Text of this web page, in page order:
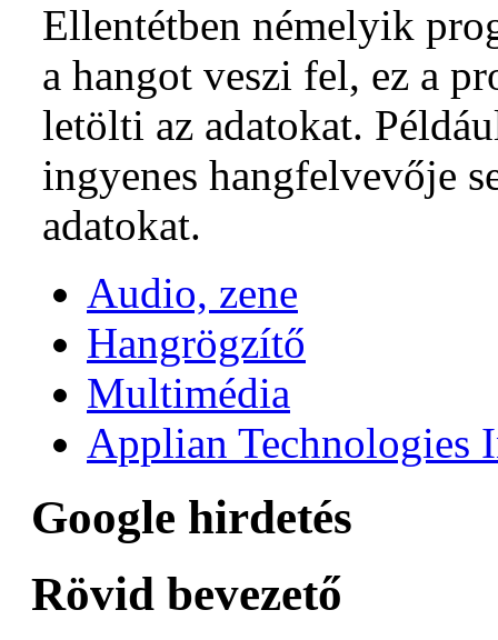
Ellentétben némelyik
a hangot veszi fel, ez a
letölti az adatokat.
ingyenes hangfelvevője
adatokat.
Audio, zene
Hangrögzítő
Multimédia
Applian Technologies
Google hirdetés
Rövid bevezető